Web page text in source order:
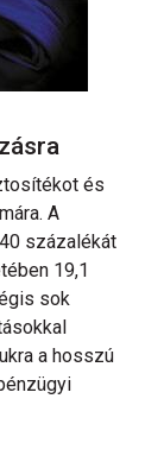
és
A
százalékát
19,1
sok
a hosszú